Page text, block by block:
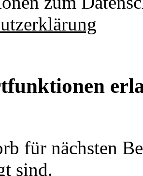
für nächsten
sind.